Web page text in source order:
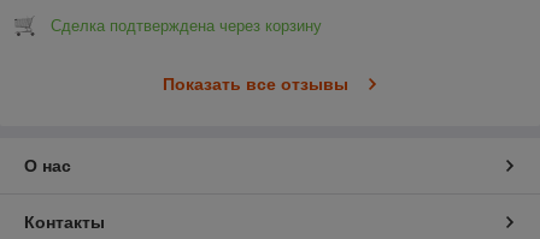
Сделка подтверждена через корзину
Показать все отзывы
О нас
Контакты